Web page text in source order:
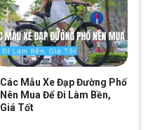
Các Mẫu Xe Đạp Đường Phố
Nên Mua Để Đi Làm Bền,
Giá Tốt